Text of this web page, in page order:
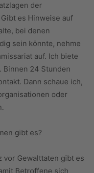
der
es Hinweise auf
bei denen
sein könnte, nehme
auf. Ich biete
Binnen 24 Stunden
Dann schaue ich,
oder
gibt es?
Gewalttaten gibt es
Betroffene sich